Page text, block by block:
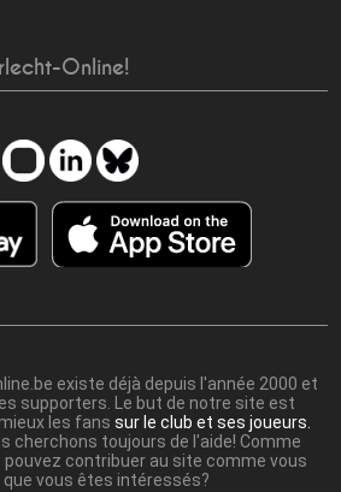
Online!
existe déjà depuis l'année 2000 et
supporters. Le but de notre site est
les fanssur le club et ses joueurs.
cherchons toujours de l'aide! Comme
pouvez contribuer au site comme vous
vous êtes intéressés?